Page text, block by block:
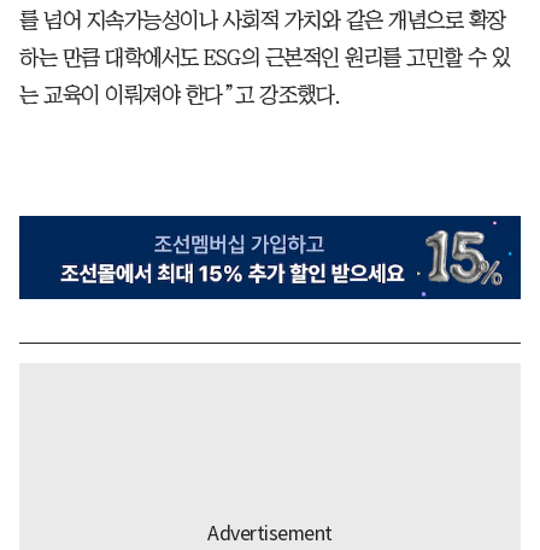
를 넘어 지속가능성이나 사회적 가치와 같은 개념으로 확장
하는 만큼 대학에서도 ESG의 근본적인 원리를 고민할 수 있
는 교육이 이뤄져야 한다”고 강조했다.